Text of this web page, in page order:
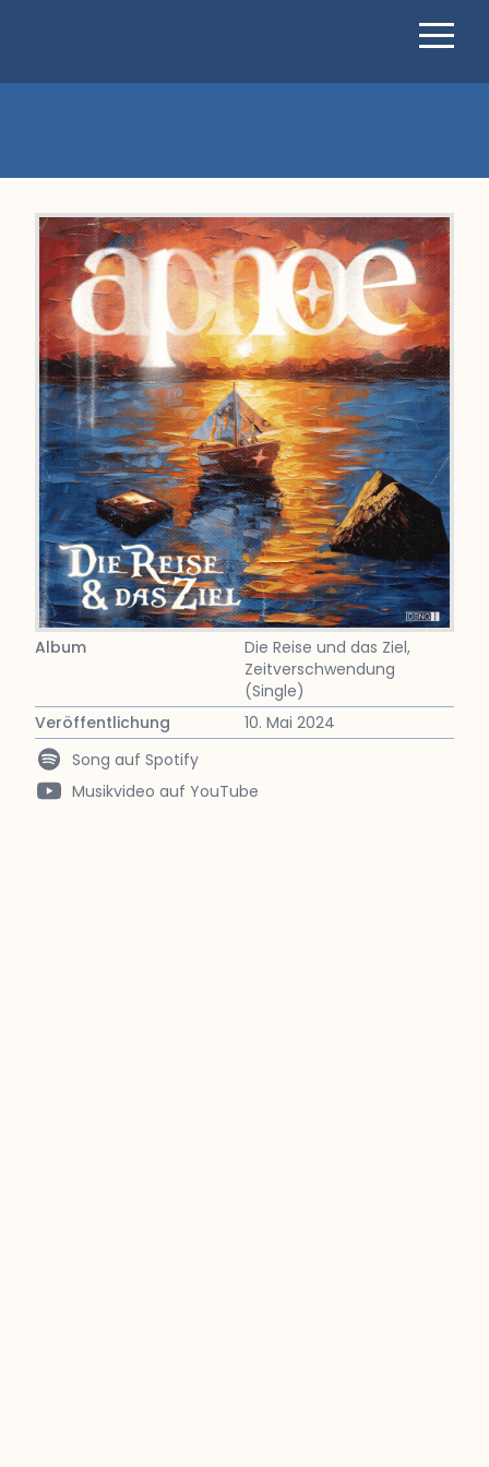
Album Die Reise und das Ziel,
Zeitverschwendung
(Single)
Veröffentlichung
10. Mai 2024
Song auf Spotify
Musikvideo auf YouTube